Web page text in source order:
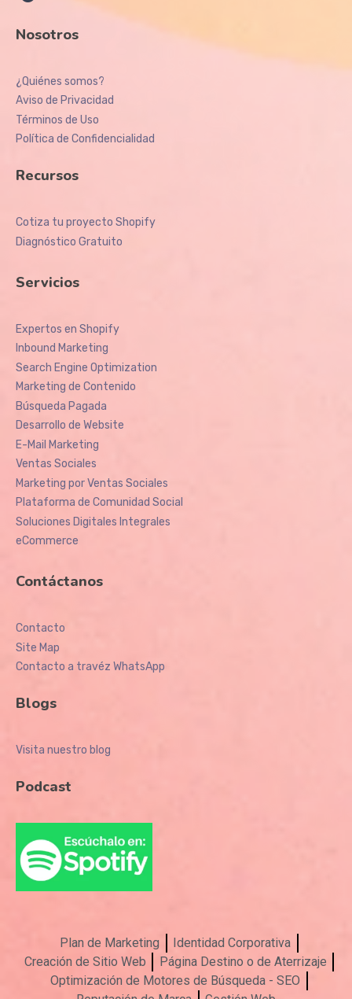
Nosotros
¿Quiénes somos?
Aviso de Privacidad
Términos de Uso
Política de Confidencialidad
Recursos
Cotiza tu proyecto Shopify
Diagnóstico Gratuito
Servicios
Expertos en Shopify
Inbound Marketing
Search Engine Optimization
Marketing de Contenido
Búsqueda Pagada
Desarrollo de Website
E-Mail Marketing
Ventas Sociales
Marketing por Ventas Sociales
Plataforma de Comunidad Social
Soluciones Digitales Integrales
eCommerce
Contáctanos
Contacto
Site Map
Contacto a travéz WhatsApp
Blogs
Visita nuestro blog
Podcast
Plan de Marketing
Identidad Corporativa
Creación de Sitio Web
Página Destino o de Aterrizaje
Optimización de Motores de Búsqueda - SEO